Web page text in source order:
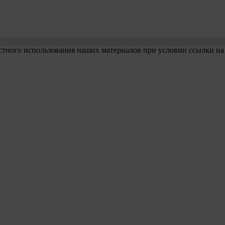
использования наших материалов при условии ссылки